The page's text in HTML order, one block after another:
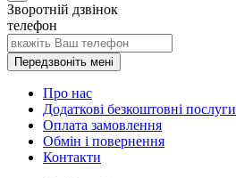
Зворотній дзвінок
телефон
Передзвоніть мені
Про нас
Додаткові безкоштовні послуги
Оплата замовлення
Обмін і повернення
Контакти